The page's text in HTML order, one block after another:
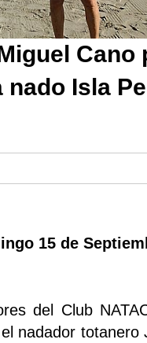
Cano
nado Isla
15 de
del Club
nadador totanero